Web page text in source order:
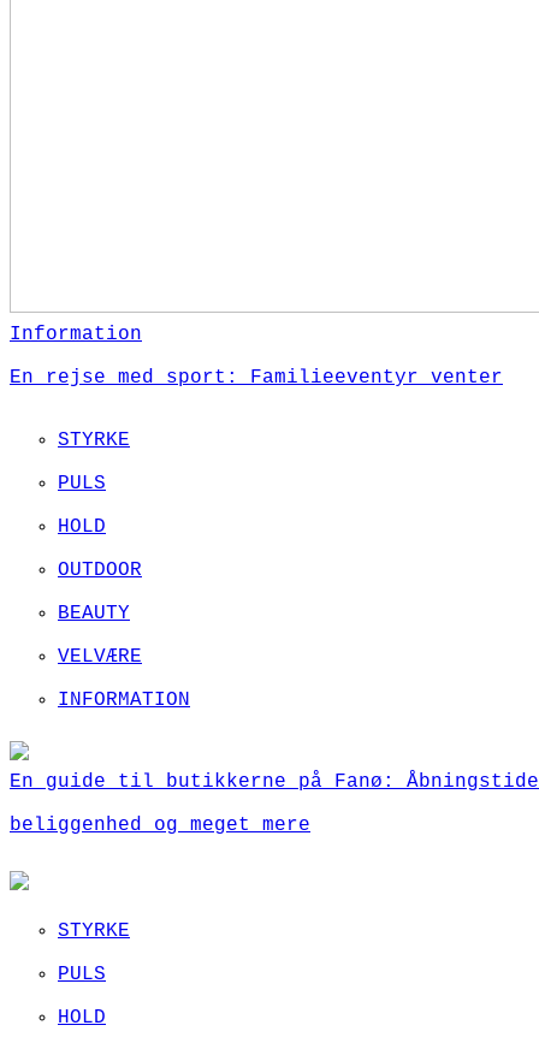
Information
En rejse med sport: Familieeventyr venter
STYRKE
PULS
HOLD
OUTDOOR
BEAUTY
VELVÆRE
INFORMATION
En guide til butikkerne på Fanø:
beliggenhed og meget mere
STYRKE
PULS
HOLD